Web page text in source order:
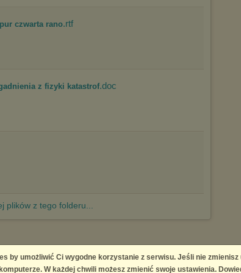
czwarta rano.rtf
z fizyki katastrof.doc
plików z tego folderu...
infringement
by umożliwić Ci wygodne korzystanie z serwisu. Jeśli nie
W każdej chwili możesz zmienić swoje ustawienia.